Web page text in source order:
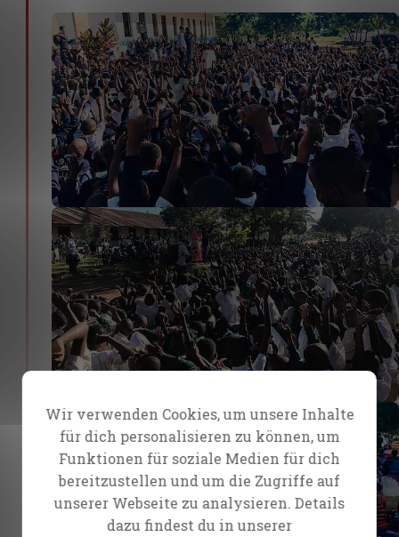
Wir verwenden Cookies, um unsere Inhalte
für dich personalisieren zu können, um
Funktionen für soziale Medien für dich
bereitzustellen und um die Zugriffe auf
unserer Webseite zu analysieren. Details
dazu findest du in unserer